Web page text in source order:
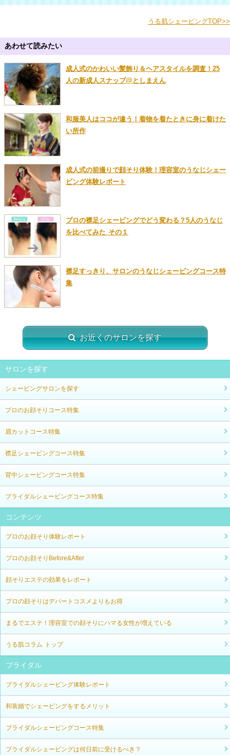
うる肌シェービングTOP>>
あわせて読みたい
成人式のかわいい髪飾り＆ヘアスタイルを調査！25
人の新成人スナップ@としまえん
和服美人はココが違う！着物を着たときに身に着けた
い所作
成人式の前撮りで顔そり体験！理容室のうなじシェー
ビング体験レポート
プロの襟足シェービングでどう変わる？5人のうなじ
を比べてみた その１
襟足すっきり、サロンのうなじシェービングコース特
集
お近くのサロンを探す
サロンを探す
シェービングサロンを探す
プロのお顔そりコース特集
眉カットコース特集
襟足シェービングコース特集
背中シェービングコース特集
ブライダルシェービングコース特集
コンテンツ
プロのお顔そり体験レポート
プロのお顔そりBefore&After
顔そりエステの効果をレポート
プロの顔そりはデパートコスメよりもお得
まるでエステ！理容室での顔そりにハマる女性が増えている
うる肌コラム トップ
ブライダル
ブライダルシェービング体験レポート
和装婚でシェービングをするメリット
ブライダルシェービングコース特集
ブライダルシェービングは何日前に受けるべき？